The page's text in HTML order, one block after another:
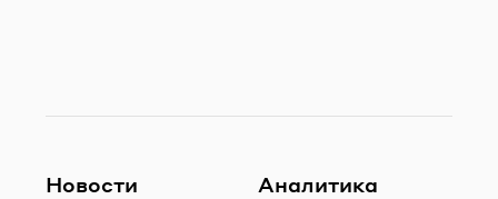
Новости
Аналитика